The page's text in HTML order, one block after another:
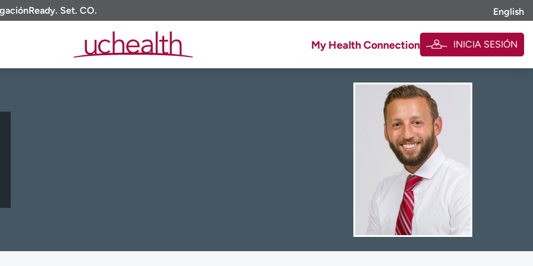
Ready. Set. CO. English
My Health Connection INICIA SESIÓN